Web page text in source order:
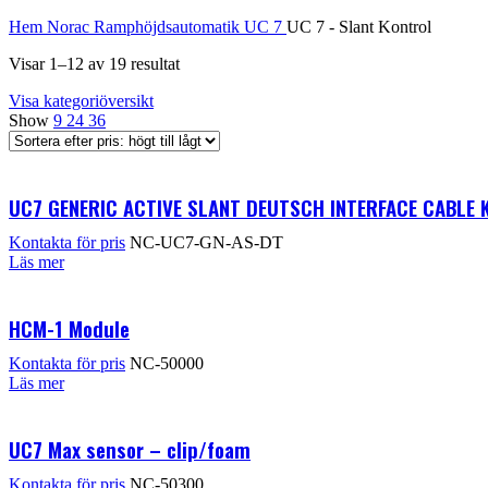
Hem Norac Ramphöjdsautomatik UC 7 UC 7 - Slant Kontrol
Visar 1–12 av 19 resultat
Visa kategoriöversikt
Show 9 24 36
UC7 GENERIC ACTIVE SLANT DEUTSCH INTERFACE CABLE
Kontakta för pris NC-UC7-GN-AS-DT
Läs mer
HCM-1 Module
Kontakta för pris NC-50000
Läs mer
UC7 Max sensor – clip/foam
Kontakta för pris NC-50300